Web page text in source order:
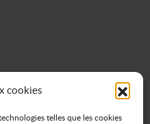
cookies
telles que les cookies